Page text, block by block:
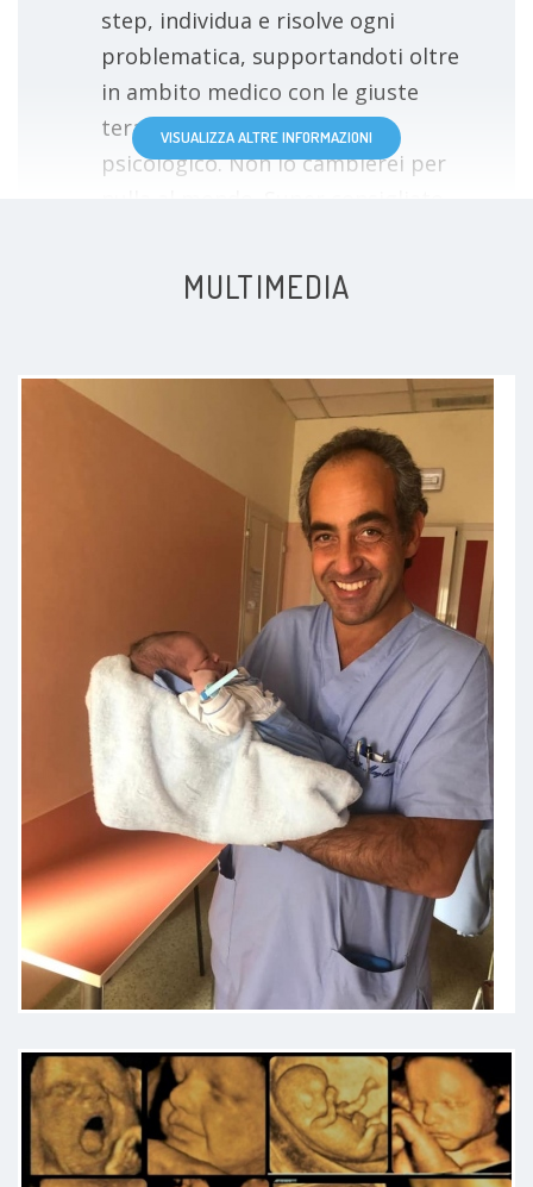
step, individua e risolve ogni
problematica, supportandoti oltre
in ambito medico con le giuste
terapie ma anche in ambito
psicologico. Non lo cambierei per
vostro sogno
Dottore super empatico e
scrupoloso attento ai dettagli e
soprattutto sempre personalizzato
mai standar, per lui le sue pazienti
sono persone non numeri, ma
soprattutto grazie a lui sono
diventata mamma , grazie super
doc
Paziente
Non ci sono abbastanza parole x
descrivere il mio dottore del cuore.
Sono sua paziente ormai da quasi
10 anni,abbiamo affrontato la mia
VISUALIZZA ALTRE INFORMAZIONI
MULTIMEDIA